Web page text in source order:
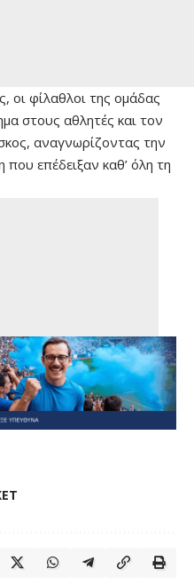
οι φίλαθλοι της ομάδας
στους αθλητές και τον
αναγνωρίζοντας την
επέδειξαν καθ’ όλη τη